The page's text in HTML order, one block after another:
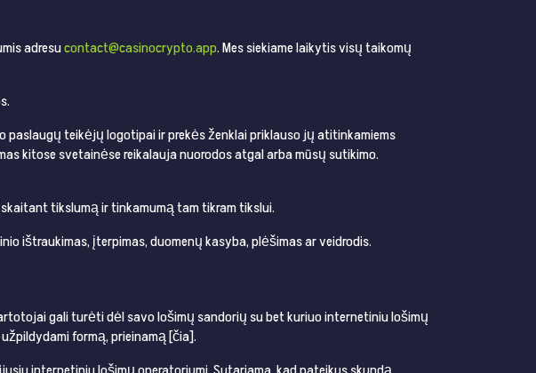
adresucontact@casinocrypto.app. Mes siekiame laikytis visų taikomų
paslaugų teikėjų logotipai ir prekės ženklai priklauso jų atitinkamiems
kitose svetainėse reikalauja nuorodos atgal arba mūsų sutikimo.
tikslumą ir tinkamumą tam tikram tikslui.
ištraukimas, įterpimas, duomenų kasyba, plėšimas ar veidrodis.
gali turėti dėl savo lošimų sandorių su bet kuriuo internetiniu lošimų
formą, prieinamą [čia].